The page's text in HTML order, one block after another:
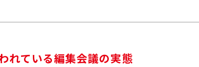
れている編集会議の実態